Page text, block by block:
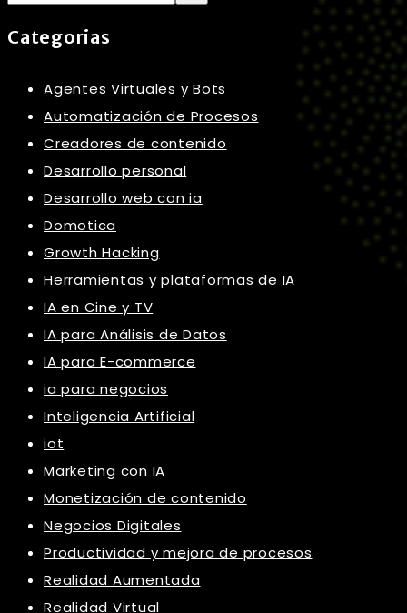
Categorias
Agentes Virtuales y Bots
Automatización de Procesos
Creadores de contenido
Desarrollo personal
Desarrollo web con ia
Domotica
Growth Hacking
Herramientas y plataformas de IA
IA en Cine y TV
IA para Análisis de Datos
IA para E-commerce
ia para negocios
Inteligencia Artificial
iot
Marketing con IA
Monetización de contenido
Negocios Digitales
Productividad y mejora de procesos
Realidad Aumentada
Realidad Virtual